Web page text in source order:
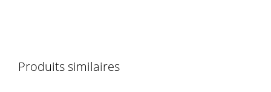
Produits similaires